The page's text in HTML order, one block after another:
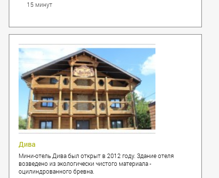
15 минут
Дива
Мини-отель Дива был открыт в 2012 году. Здание отеля
возведено из экологически чистого материала -
оцилиндрованного бревна.